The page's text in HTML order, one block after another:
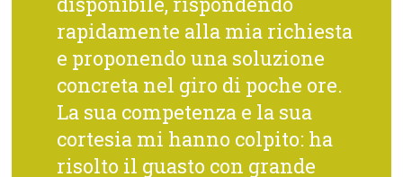
rapidamente alla mia richiesta
e proponendo una soluzione
concreta nel giro di poche ore.
La sua competenza e la sua
cortesia mi hanno colpito: ha
risolto il guasto con grande